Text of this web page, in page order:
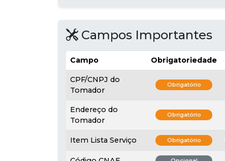
Campos Importantes
Campo Obrigatoriedade
CPF/CNPJ do
Tomador
Obrigatório
Endereço do
Tomador
Obrigatório
Item Lista Serviço Obrigatório